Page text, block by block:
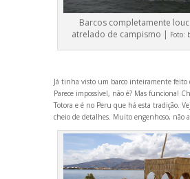
Barcos completamente
atrelado de campismo | Foto:
Já tinha visto um barco inteiramente feito
Parece impossível, não é? Mas funciona!
Totora e é no Peru que há esta tradição.
cheio de detalhes. Muito engenhoso, não